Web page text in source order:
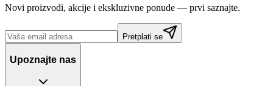
Novi proizvodi, akcije i ekskluzivne ponude — prvi saznajte.
Pretplati se
Upoznajte nas